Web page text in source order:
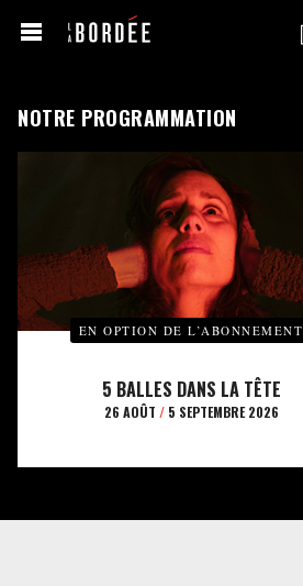
NOTRE PROGRAMMATION
EN OPTION DE L’ABONNEMENT
5 BALLES DANS LA TÊTE
26 AOÛT /5 SEPTEMBRE 2026